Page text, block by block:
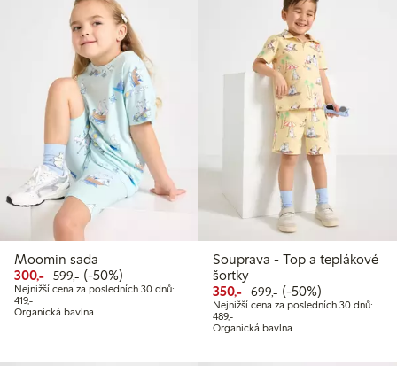
Moomin sada
300,- Snížená cena: 300,00 Kč
599,-Běžná cena: 599,00 Kč
50% sleva
(-50%)
Nejnižší cena za posledních 30 dnů:
419,-Nejnižší cena za posledních 30 dnů: 419,00 Kč
Organická bavlna
Souprava - Top a teplákové
šortky
350,- Snížená cena: 350,00 Kč
699,-Běžná cena: 699,00
50% sleva
(-50%)
Nejnižší cena za posledních 30 dnů:
489,-Nejnižší cena za posledních 30 dnů:
Organická bavlna